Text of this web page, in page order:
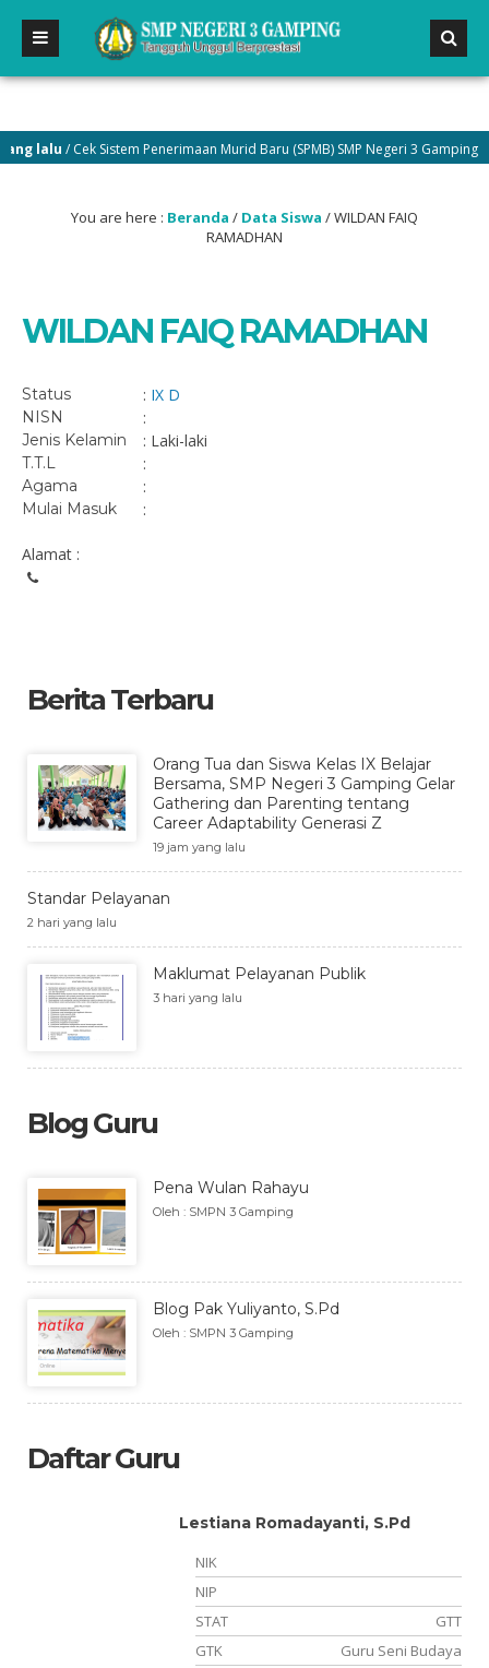
lalu/ Cek Sistem Penerimaan Murid Baru (SPMB) SMP Negeri 3 Gamping di
You are here : Beranda / Data Siswa /WILDAN FAIQ
RAMADHAN
WILDAN FAIQ RAMADHAN
Status : IX D
NISN :
Jenis Kelamin : Laki-laki
T.T.L :
Agama :
Mulai Masuk :
Alamat :
Berita Terbaru
Orang Tua dan Siswa Kelas IX Belajar
Bersama, SMP Negeri 3 Gamping Gelar
Gathering dan Parenting tentang
Career Adaptability Generasi Z
19 jam yang lalu
Standar Pelayanan
2 hari yang lalu
Maklumat Pelayanan Publik
3 hari yang lalu
Blog Guru
Pena Wulan Rahayu
Oleh : SMPN 3 Gamping
Blog Pak Yuliyanto, S.Pd
Oleh : SMPN 3 Gamping
Daftar Guru
Lestiana Romadayanti, S.Pd
NIK
NIP
STAT
GTT
GTK
Guru Seni Budaya